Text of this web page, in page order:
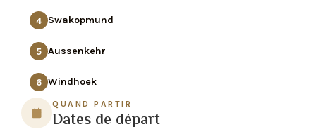
4 Swakopmund
5 Aussenkehr
6 Windhoek
QUAND PARTIR
Dates de départ